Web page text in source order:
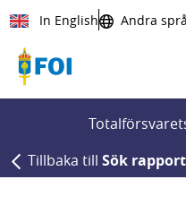
Till innehållet
In English Andra
Tillbaka till Sök